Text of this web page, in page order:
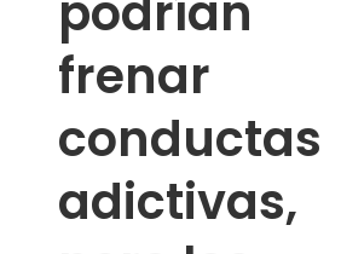
frenar
conductas
adictivas,